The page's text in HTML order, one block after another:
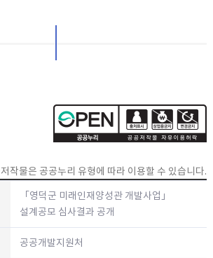
작물은 공공누리 유형에 따라 이용할 수 있습니다.
「영덕군 미래인재양성관 개발사업」
설계공모 심사결과 공개
공공개발지원처